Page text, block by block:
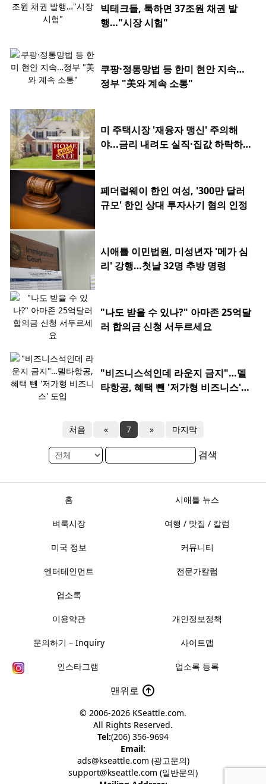
빅테크들, 툭하면 37조원 채권 발
행…"시장 시험"
쿠팡·정통망법 등 한미 현안 지속…
정부 "美와 계속 소통"
미 주택시장 '재융자 맹신' 주의해
야...금리 내려도 실직·집값 하락하
페더럴웨이 한인 여성, '300만 달러
규모' 한인 상대 투자사기 혐의 인정
시애틀 이민법원, 미성년자 '메가 심
리' 강행…첫날 32명 추방 명령
"나도 받을 수 있나?" 아마존 25억달
러 합의금 신청 서두르세요
"비즈니스석인데 라운지 금지"…델
타항공, 혜택 뺀 '저가형 비즈니스'
처음 « 7 » 마지막
검색
홈 시애틀 뉴스
벼룩시장 여행 / 맛집 / 칼럼
미국 정보 커뮤니티
엔터테인먼트 전문가칼럼
업소록
이용약관 개인정보정책
문의하기 – Inquiry 사이트맵
인스타그램 업소록 등록
맨위로
© 2006-2026 KSeattle.com.
All Rights Reserved.
Tel:(206) 356-9694
Email:
ads@kseattle.com (광고문의)
support@kseattle.com (일반문의)